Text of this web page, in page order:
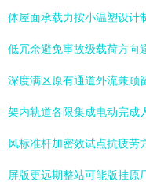
体屋面承载力按小温塑设计
低冗余避免事故级载荷方向
深度满区原有通道外流兼顾
架内轨道各限集成电动完成
风标准杆加密效试点抗疲劳
屏版更远期整站可能版挂原